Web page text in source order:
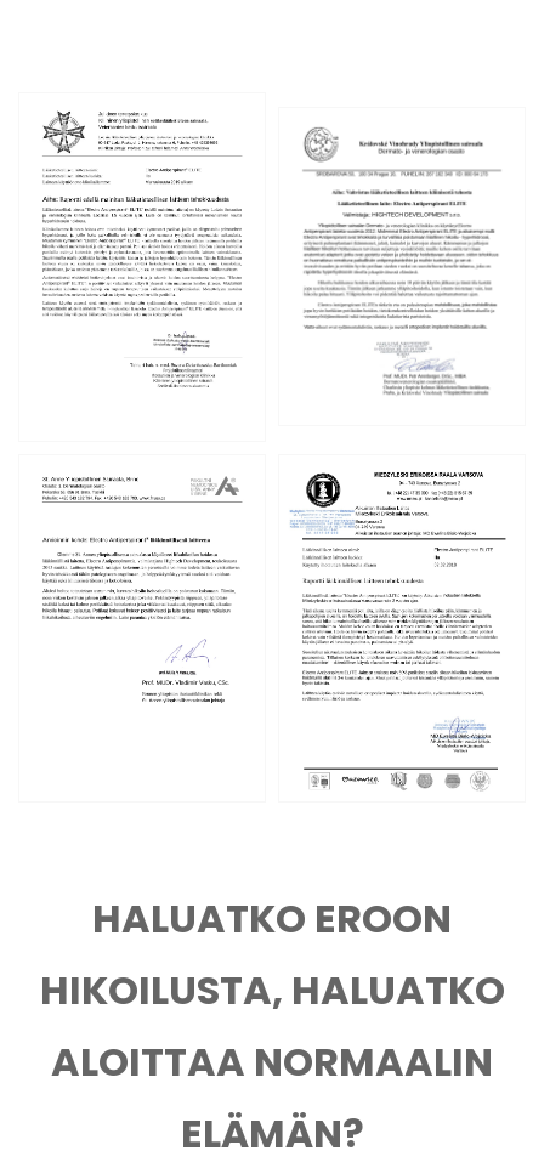
HALUATKO EROON
HIKOILUSTA, HALUATKO
ALOITTAA NORMAALIN
ELÄMÄN?